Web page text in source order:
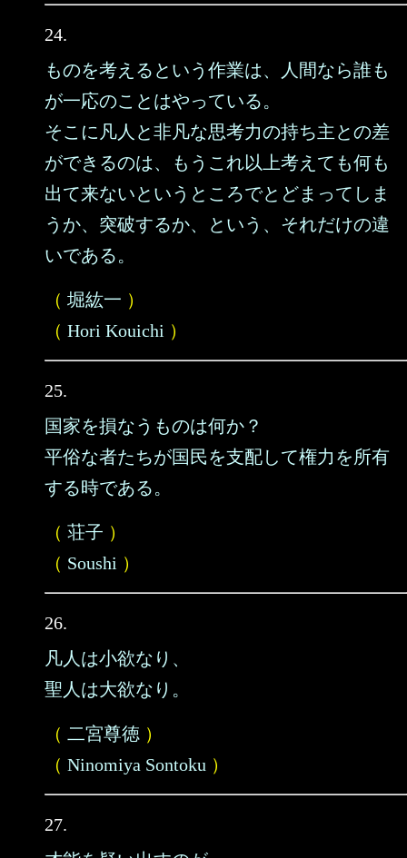
24.
ものを考えるという作業は、人間なら誰も
が一応のことはやっている。
そこに凡人と非凡な思考力の持ち主との差
ができるのは、もうこれ以上考えても何も
出て来ないというところでとどまってしま
うか、突破するか、という、それだけの違
いである。
（ 堀紘一 ）
（ Hori Kouichi ）
25.
国家を損なうものは何か？
平俗な者たちが国民を支配して権力を所有
する時である。
（ 荘子 ）
（ Soushi ）
26.
凡人は小欲なり、
聖人は大欲なり。
（ 二宮尊徳 ）
（ Ninomiya Sontoku ）
27.